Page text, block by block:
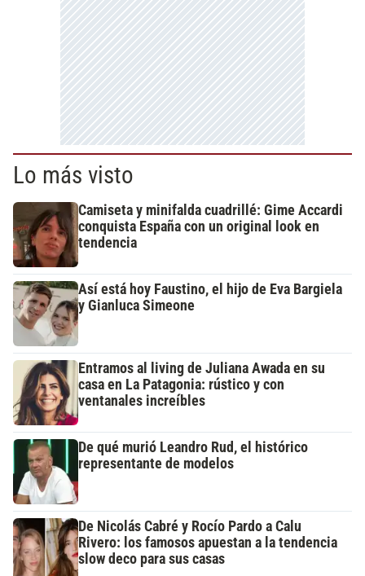
Lo más visto
Camiseta y minifalda cuadrillé: Gime Accardi
conquista España con un original look en
tendencia
Así está hoy Faustino, el hijo de Eva Bargiela
y Gianluca Simeone
Entramos al living de Juliana Awada en su
casa en La Patagonia: rústico y con
ventanales increíbles
De qué murió Leandro Rud, el histórico
representante de modelos
De Nicolás Cabré y Rocío Pardo a Calu
Rivero: los famosos apuestan a la tendencia
slow deco para sus casas